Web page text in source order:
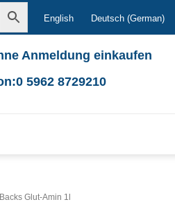
English Deutsch (German)
Anmeldung einkaufen
5962 8729210
Glut-Amin 1l